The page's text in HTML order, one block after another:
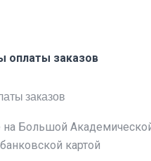
оплаты заказов
заказов
на Большой
картой